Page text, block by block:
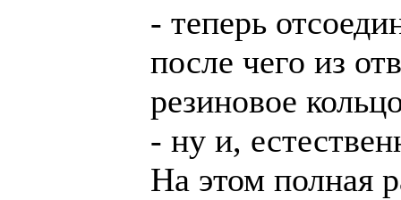
- теперь
после чего из
резиновое
- ну и,
На этом полная